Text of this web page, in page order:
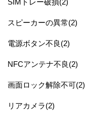
SIMトレー破損(2)
スピーカーの異常(2)
電源ボタン不良(2)
NFCアンテナ不良(2)
画面ロック解除不可(2)
リアカメラ(2)